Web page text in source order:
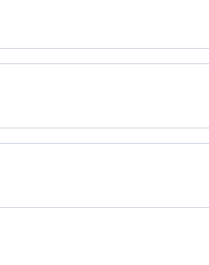
GLYCERIN, SORBITOL,
ALLANTOIN, PANTHENOL,
CAPRYLATE, ARGANIA
LEAF EXTRACT, SANTALUM
ciało i spłucz dokładnie wodą.